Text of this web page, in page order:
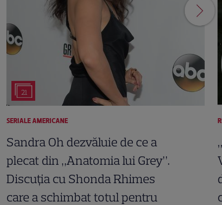
21
SERIALE AMERICANE
Sandra Oh dezvăluie de ce a
plecat din „Anatomia lui Grey”.
Discuția cu Shonda Rhimes
care a schimbat totul pentru